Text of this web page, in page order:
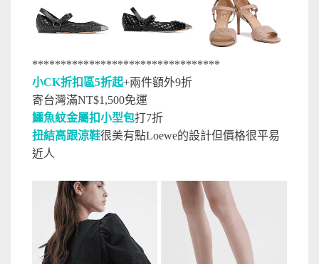
*********************************
小CK折扣區5折起+兩件額外9折
寄台灣滿NT$1,500免運
鱷魚紋金屬扣小型包打7折
扭結高跟涼鞋很美有點Loewe的設計但價格很平易
近人